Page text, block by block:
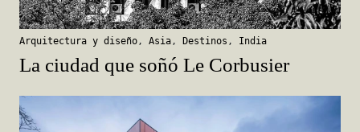
Arquitectura y diseño, Asia, Destinos , India
La ciudad que soñó Le Corbusier